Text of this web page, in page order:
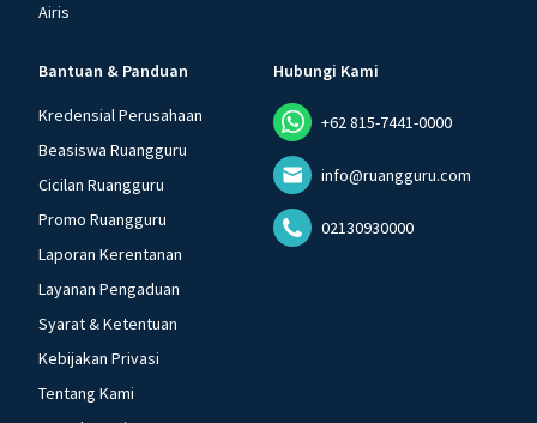
Airis
Bantuan & Panduan
Kredensial Perusahaan
Beasiswa Ruangguru
Cicilan Ruangguru
Promo Ruangguru
Laporan Kerentanan
Layanan Pengaduan
Syarat & Ketentuan
Kebijakan Privasi
Tentang Kami
Hubungi Kami
+62 815-7441-0000
info@ruangguru.com
02130930000